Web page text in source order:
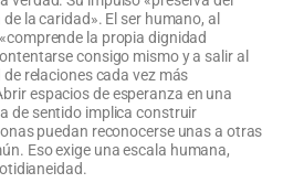
la caridad». El ser humano, al
la propia dignidad
consigo mismo y a salir al
relaciones cada vez más
espacios de esperanza en una
de sentido implica construir
puedan reconocerse unas a otras
Eso exige una escala humana,